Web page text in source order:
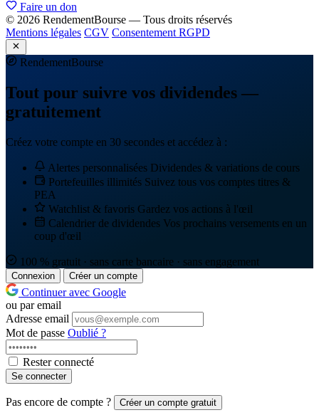
Faire un don
© 2026 RendementBourse — Tous droits réservés
Mentions légales CGV Consentement RGPD
RendementBourse
Tout pour suivre vos dividendes —
gratuitement
Créez votre compte en 30 secondes et accédez à :
Alertes personnalisées Dividendes & variations de cours
Portefeuilles illimités Suivez tous vos comptes titres &
PEA
Watchlist & favoris Gardez vos actions à l'œil
Calendrier de dividendes Vos prochains versements en un
coup d'œil
100 % gratuit · sans carte bancaire · sans engagement
Connexion Créer un compte
Continuer avec Google
ou par email
Adresse email
Mot de passe Oublié ?
Rester connecté
Se connecter
Pas encore de compte ? Créer un compte gratuit